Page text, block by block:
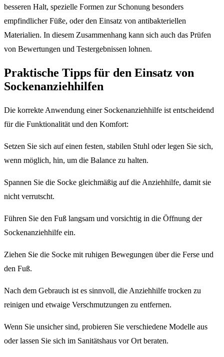
besseren Halt, spezielle Formen zur Schonung besonders
empfindlicher Füße, oder den Einsatz von antibakteriellen
Materialien. In diesem Zusammenhang kann sich auch das Prüfen
von Bewertungen und Testergebnissen lohnen.
Praktische Tipps für den Einsatz von
Sockenanziehhilfen
Die korrekte Anwendung einer Sockenanziehhilfe ist entscheidend
für die Funktionalität und den Komfort:
Setzen Sie sich auf einen festen, stabilen Stuhl oder legen Sie sich,
wenn möglich, hin, um die Balance zu halten.
Spannen Sie die Socke gleichmäßig auf die Anziehhilfe, damit sie
nicht verrutscht.
Führen Sie den Fuß langsam und vorsichtig in die Öffnung der
Sockenanziehhilfe ein.
Ziehen Sie die Socke mit ruhigen Bewegungen über die Ferse und
den Fuß.
Nach dem Gebrauch ist es sinnvoll, die Anziehhilfe trocken zu
reinigen und etwaige Verschmutzungen zu entfernen.
Wenn Sie unsicher sind, probieren Sie verschiedene Modelle aus
oder lassen Sie sich im Sanitätshaus vor Ort beraten.